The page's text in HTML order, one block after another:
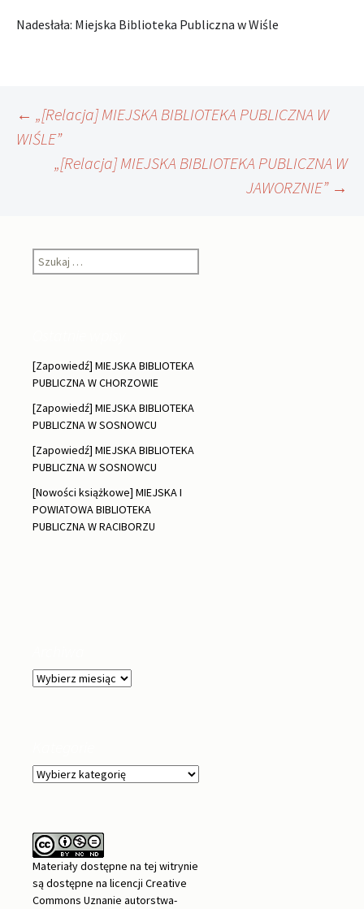
Nadesłała: Miejska Biblioteka Publiczna w Wiśle
Nawigacja
wpisu
← „[Relacja] MIEJSKA BIBLIOTEKA PUBLICZNA W
WIŚLE”
„[Relacja] MIEJSKA BIBLIOTEKA PUBLICZNA W
JAWORZNIE” →
Szukaj:
[Zapowiedź] MIEJSKA BIBLIOTEKA
PUBLICZNA W CHORZOWIE
[Zapowiedź] MIEJSKA BIBLIOTEKA
PUBLICZNA W SOSNOWCU
[Zapowiedź] MIEJSKA BIBLIOTEKA
PUBLICZNA W SOSNOWCU
[Nowości książkowe] MIEJSKA I
POWIATOWA BIBLIOTEKA
PUBLICZNA W RACIBORZU
Archiwa
Kategorie
Materiały dostępne na tej witrynie
są dostępne na licencji Creative
Commons Uznanie autorstwa-